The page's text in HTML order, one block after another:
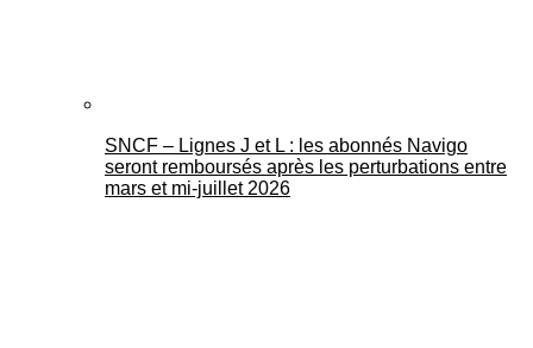
SNCF – Lignes J et L : les abonnés Navigo
seront remboursés après les perturbations entre
mars et mi-juillet 2026